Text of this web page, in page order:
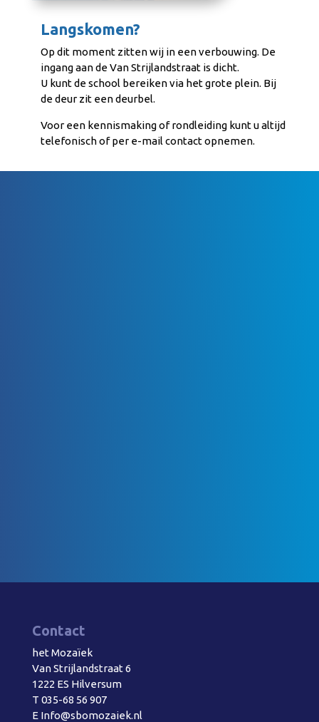
Langskomen?
Op dit moment zitten wij in een verbouwing. De
ingang aan de Van Strijlandstraat is dicht.
U kunt de school bereiken via het grote plein. Bij
de deur zit een deurbel.
Voor een kennismaking of rondleiding kunt u altijd
telefonisch of per e-mail contact opnemen.
Contact
het Mozaïek
Van Strijlandstraat 6
1222 ES Hilversum
T 035-68 56 907
E Info@sbomozaiek.nl